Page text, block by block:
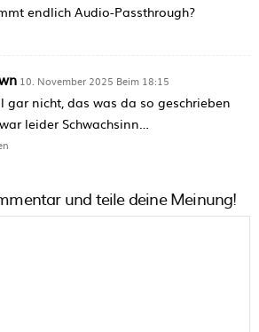
endlich Audio-Passthrough?
10. November 2025 Beim 18:15
gar nicht, das was da so geschrieben
leider Schwachsinn…
und teile deine Meinung!